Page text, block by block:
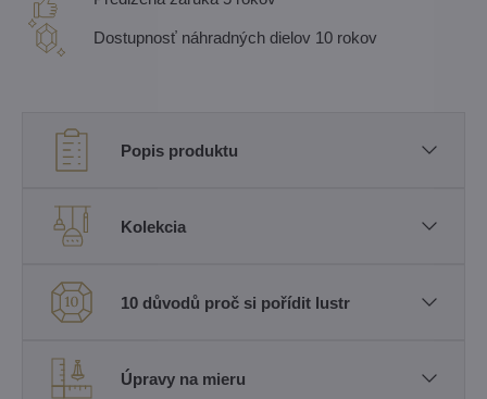
Dostupnosť náhradných dielov 10 rokov
Popis produktu
Kolekcia
10 důvodů proč si pořídit lustr
Úpravy na mieru